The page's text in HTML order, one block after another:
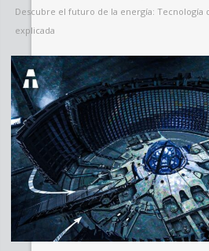
Descubre el futuro de la energía: Tecnología
explicada